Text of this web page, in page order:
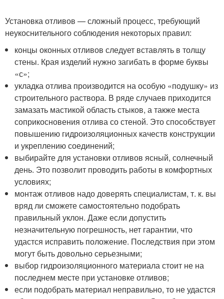
Установка отливов — сложный процесс, требующий
неукоснительного соблюдения некоторых правил:
концы оконных отливов следует вставлять в толщу
стены. Края изделий нужно загибать в форме буквы
«с»;
укладка отлива производится на особую «подушку» из
строительного раствора. В ряде случаев приходится
замазать мастикой область стыков, а также места
соприкосновения отлива со стеной. Это способствует
повышению гидроизоляционных качеств конструкции
и укреплению соединений;
выбирайте для установки отливов ясный, солнечный
день. Это позволит проводить работы в комфортных
условиях;
монтаж отливов надо доверять специалистам, т. к. вы
вряд ли сможете самостоятельно подобрать
правильный уклон. Даже если допустить
незначительную погрешность, нет гарантии, что
удастся исправить положение. Последствия при этом
могут быть довольно серьезными;
выбор гидроизоляционного материала стоит не на
последнем месте при установке отливов;
если подобрать материал неправильно, то не удастся